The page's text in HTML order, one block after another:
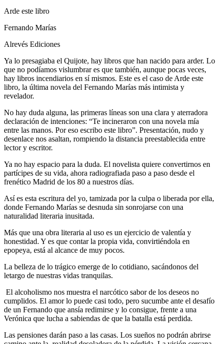
Arde este libro
Fernando Marías
Alrevés Ediciones
Ya lo presagiaba el Quijote, hay libros que han nacido para arder. Lo
que no podíamos vislumbrar es que también, aunque pocas veces,
hay libros incendiarios en sí mismos. Este es el caso de Arde este
libro, la última novela del Fernando Marías más intimista y
revelador.
No hay duda alguna, las primeras líneas son una clara y aterradora
declaración de intenciones: “Te incineraron con una novela mía
entre las manos. Por eso escribo este libro”. Presentación, nudo y
desenlace nos asaltan, rompiendo la distancia preestablecida entre
lector y escritor.
Ya no hay espacio para la duda. El novelista quiere convertirnos en
partícipes de su vida, ahora radiografiada paso a paso desde el
frenético Madrid de los 80 a nuestros días.
Así es esta escritura del yo, tamizada por la culpa o liberada por ella,
donde Fernando Marías se desnuda sin sonrojarse con una
naturalidad literaria inusitada.
Más que una obra literaria al uso es un ejercicio de valentía y
honestidad. Y es que contar la propia vida, convirtiéndola en
epopeya, está al alcance de muy pocos.
La belleza de lo trágico emerge de lo cotidiano, sacándonos del
letargo de nuestras vidas tranquilas.
El alcoholismo nos muestra el narcótico sabor de los deseos no
cumplidos. El amor lo puede casi todo, pero sucumbe ante el desafío
de un Fernando que ansía redimirse y lo consigue, frente a una
Verónica que lucha a sabiendas de que la batalla está perdida.
Las pensiones darán paso a las casas. Los sueños no podrán abrirse